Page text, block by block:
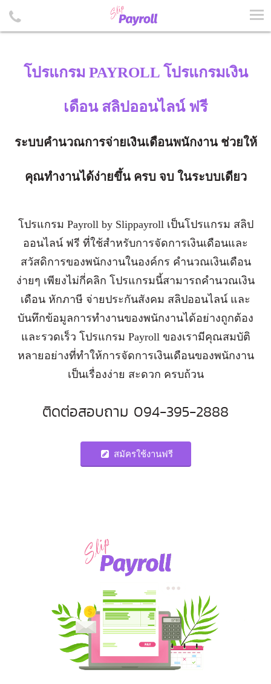
โปรแกรม PAYROLL โปรแกรมเงิน
เดือน สลิปออนไลน์ ฟรี
ระบบคำนวณการจ่ายเงินเดือนพนักงาน ช่วยให้
คุณทำงานได้ง่ายขึ้น ครบ จบ ในระบบเดียว
โปรแกรม Payroll by Slippayroll เป็นโปรแกรม สลิป
ออนไลน์ ฟรี ที่ใช้สำหรับการจัดการเงินเดือนและ
สวัสดิการของพนักงานในองค์กร คำนวณเงินเดือน
ง่ายๆ เพียงไม่กี่คลิก โปรแกรมนี้สามารถคำนวณเงิน
เดือน หักภาษี จ่ายประกันสังคม สลิปออนไลน์ และ
บันทึกข้อมูลการทำงานของพนักงานได้อย่างถูกต้อง
และรวดเร็ว โปรแกรม Payroll ของเรามีคุณสมบัติ
หลายอย่างที่ทำให้การจัดการเงินเดือนของพนักงาน
เป็นเรื่องง่าย สะดวก ครบถ้วน
ติดต่อสอบถาม 094-395-2888
สมัครใช้งานฟรี